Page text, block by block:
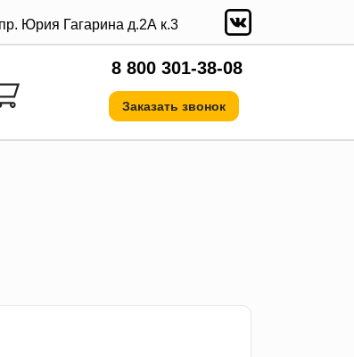
пр. Юрия Гагарина д.2А к.3
8 800 301-38-08
Заказать звонок